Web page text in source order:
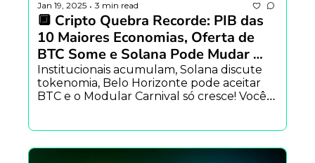
Jan 19, 2025 • 3 min read
🔲 Cripto Quebra Recorde: PIB das
10 Maiores Economias, Oferta de
BTC Some e Solana Pode Mudar
Tudo! 🚀
Institucionais acumulam, Solana discute
tokenomia, Belo Horizonte pode aceitar
BTC e o Modular Carnival só cresce! Você